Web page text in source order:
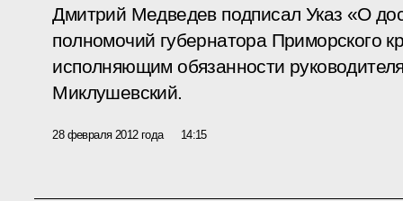
Дмитрий Медведев подписал Указ «О
полномочий губернатора Приморского
исполняющим обязанности
Миклушевский.
28 февраля 2012 года 14:15